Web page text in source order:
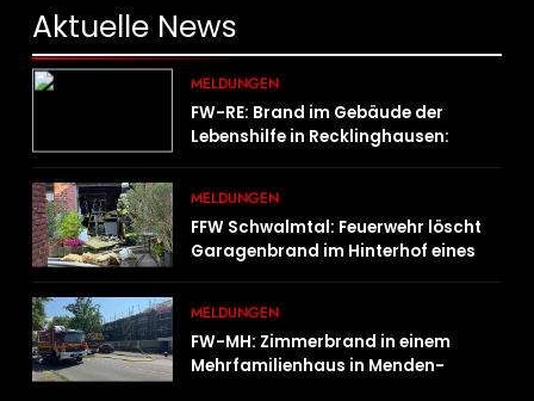
Aktuelle News
MELDUNGEN
FW-RE: Brand im Gebäude der
Lebenshilfe in Recklinghausen:
MELDUNGEN
FFW Schwalmtal: Feuerwehr löscht
Garagenbrand im Hinterhof eines
MELDUNGEN
FW-MH: Zimmerbrand in einem
Mehrfamilienhaus in Menden-